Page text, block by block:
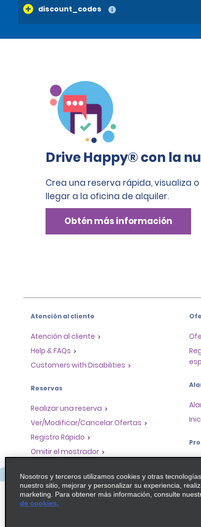
discount_codes
Drive Happy® con la
Crea una reserva rápida, visualiza
llegar a la oficina de alquiler.
Obtén más información
Atención al cliente
Atención al cliente
Help & FAQs
Customers with Disabilities
Reservas
Realizar una reserva
Ver/Modificar/Cancelar Ofertas
Registro Rápido
Omitir el mostrador
Alquiler de autos solo de ida
Nosotros y terceros utilizamos cookies y otras
nuestro sitio, mejorar y personalizar su experiencia,
marketing. Para obtener más información, consulte
de cookies.